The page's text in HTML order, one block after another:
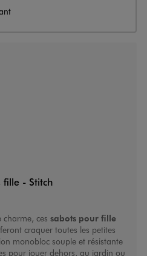
fille - Stitch
charme, ces sabots pour fille
feront craquer toutes les petites
monobloc souple et résistante
pour jouer dehors, au jardin ou